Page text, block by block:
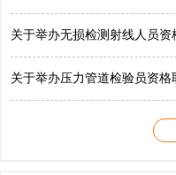
关于举办无损检测射线人员资
关于举办压力管道检验员资格